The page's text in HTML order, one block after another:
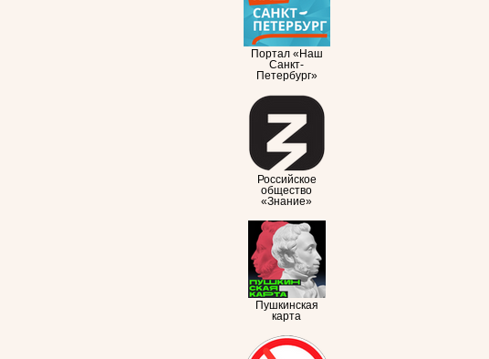
Портал «Наш
Санкт-
Петербург»
Российское
общество
«Знание»
Пушкинская
карта